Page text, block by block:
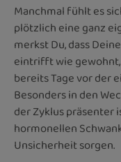
Manchmal fühlt es
plötzlich eine ganz
merkst Du, dass
eintrifft wie
bereits Tage vor der
Besonders in den
der Zyklus präsenter
hormonellen
Unsicherheit sorgen.